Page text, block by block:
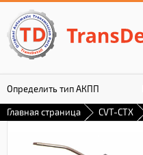
Определить тип АКПП
Гарантия
Главная страница CVT-CTX